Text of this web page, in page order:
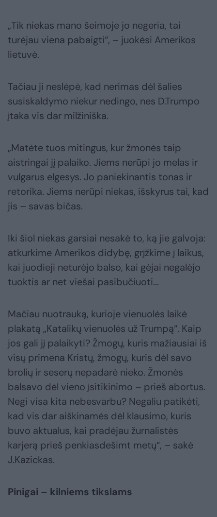
„Tik niekas mano šeimoje jo negeria, tai
turėjau viena pabaigti“, – juokėsi Amerikos
lietuvė.
Tačiau ji neslėpė, kad nerimas dėl šalies
susiskaldymo niekur nedingo, nes D.Trumpo
įtaka vis dar milžiniška.
„Matėte tuos mitingus, kur žmonės taip
aistringai jį palaiko. Jiems nerūpi jo melas ir
vulgarus elgesys. Jo paniekinantis tonas ir
retorika. Jiems nerūpi niekas, išskyrus tai, kad
jis – savas bičas.
Iki šiol niekas garsiai nesakė to, ką jie galvoja:
atkurkime Amerikos didybę, grįžkime į laikus,
kai juodieji neturėjo balso, kai gėjai negalėjo
tuoktis ar net viešai pasibučiuoti...
Mačiau nuotrauką, kurioje vienuolės laikė
plakatą „Katalikų vienuolės už Trumpą“. Kaip
jos gali jį palaikyti? Žmogų, kuris mažiausiai iš
visų primena Kristų, žmogų, kuris dėl savo
brolių ir seserų nepadarė nieko. Žmonės
balsavo dėl vieno įsitikinimo – prieš abortus.
Negi visa kita nebesvarbu? Negaliu patikėti,
kad vis dar aiškinamės dėl klausimo, kuris
buvo aktualus, kai pradėjau žurnalistės
karjerą prieš penkiasdešimt metų“, – sakė
J.Kazickas.
Pinigai – kilniems tikslams